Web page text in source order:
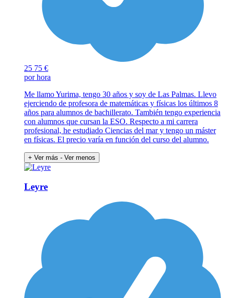
25 75 €
por hora
Me llamo Yurima, tengo 30 años y soy de Las Palmas. Llevo
ejerciendo de profesora de matemáticas y físicas los últimos 8
años para alumnos de bachillerato. También tengo experiencia
con alumnos que cursan la ESO. Respecto a mi carrera
profesional, he estudiado Ciencias del mar y tengo un máster
en físicas. El precio varía en función del curso del alumno.
+ Ver más - Ver menos
Leyre